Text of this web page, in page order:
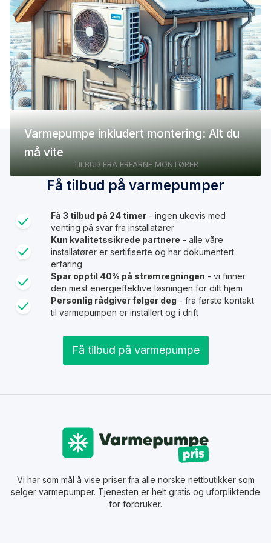
(pris, fordeler og ulemper)
Varmepumpe inkludert montering: Alt du
må vite
TILBUD FRA ERFARNE MONTØRER
Få tilbud på varmepumper
Få 3 tilbud på 24 timer - ingen ukevis med
venting på svar fra installatører
Kun kvalitetssikrede partnere - alle våre
installatører er sertifiserte og har dokumentert
erfaring
Spar opptil 40% på strømregningen - vi finner
den mest energieffektive løsningen for ditt hjem
Personlig rådgiver følger deg - fra første kontakt
til varmepumpen er installert og i drift
Få tilbud på varmepumpe
Vi har som mål å vise priser fra alle norske nettbutikker som
selger varmepumper. Tjenesten er helt gratis og uforpliktende
for forbruker.